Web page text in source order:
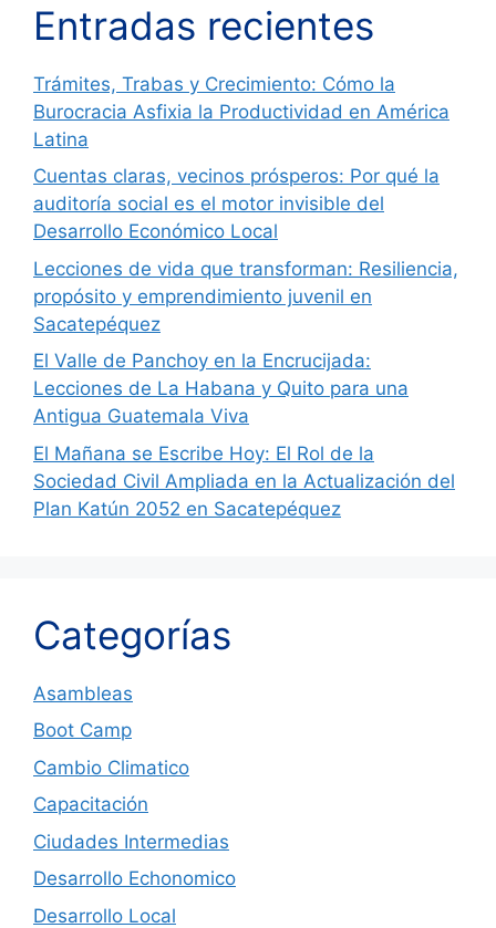
Entradas recientes
Trámites, Trabas y Crecimiento: Cómo la
Burocracia Asfixia la Productividad en América
Latina
Cuentas claras, vecinos prósperos: Por qué la
auditoría social es el motor invisible del
Desarrollo Económico Local
Lecciones de vida que transforman: Resiliencia,
propósito y emprendimiento juvenil en
Sacatepéquez
El Valle de Panchoy en la Encrucijada:
Lecciones de La Habana y Quito para una
Antigua Guatemala Viva
El Mañana se Escribe Hoy: El Rol de la
Sociedad Civil Ampliada en la Actualización del
Plan Katún 2052 en Sacatepéquez
Categorías
Asambleas
Boot Camp
Cambio Climatico
Capacitación
Ciudades Intermedias
Desarrollo Echonomico
Desarrollo Local